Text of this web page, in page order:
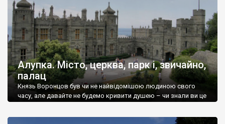
Алупка. Місто, церква, парк і, звичайно,
палац
Князь Воронцов був чи не найвідомішою людиною свого
часу, але давайте не будемо кривити душею – чи знали ви це